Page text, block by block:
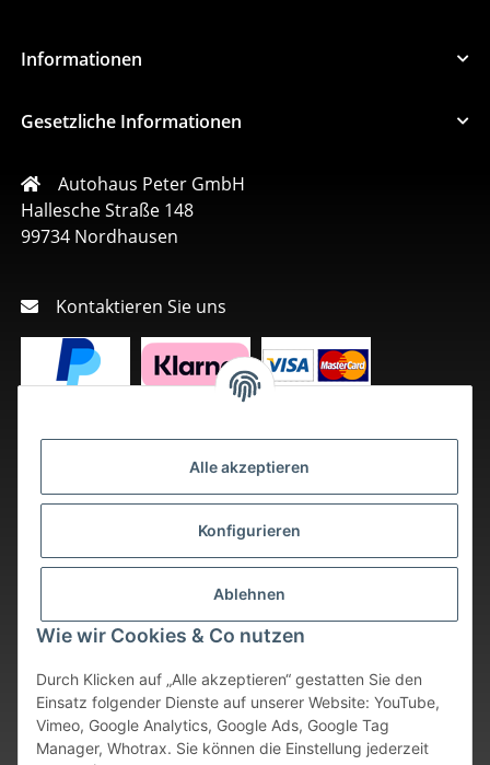
Alle akzeptieren
Konfigurieren
Ablehnen
Wie wir Cookies & Co nutzen
Durch Klicken auf „Alle akzeptieren“ gestatten Sie den
Einsatz folgender Dienste auf unserer Website: YouTube,
Vimeo, Google Analytics, Google Ads, Google Tag
Manager, Whotrax. Sie können die Einstellung jederzeit
Informationen
Gesetzliche Informationen
Autohaus Peter GmbH
Hallesche Straße 148
99734 Nordhausen
Kontaktieren Sie uns
Vertrag widerrufen